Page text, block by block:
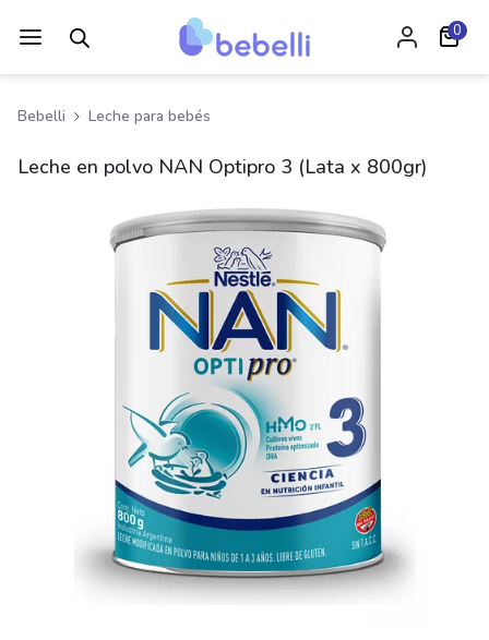
0
Bebelli Leche para bebés
Leche en polvo NAN Optipro 3 (Lata x 800gr)